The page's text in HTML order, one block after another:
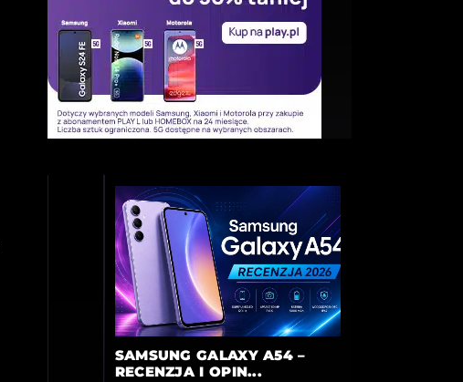
SAMSUNG GALAXY A54 –
RECENZJA I OPIN...